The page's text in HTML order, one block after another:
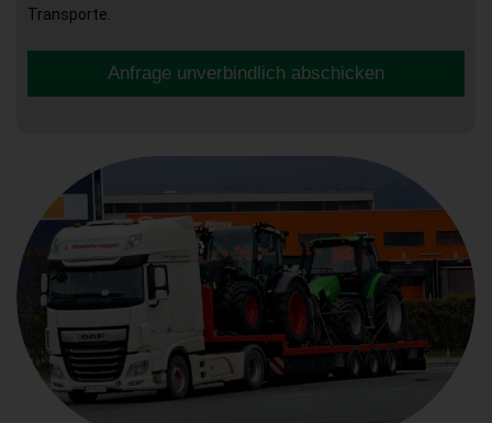
Transporte.
Anfrage unverbindlich abschicken